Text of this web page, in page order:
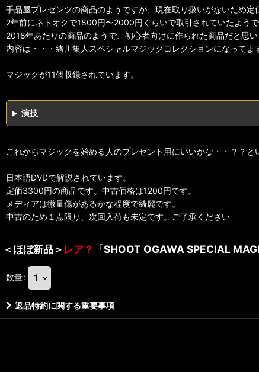
手品屋プレゼンツの商品のようですが、現在取り扱いがないため定
2年前にネトオクで1800円〜2000円くらいで取引されていたようで
2018年あたりの商品のようで、初心者向けに作られた商品だと思い
内容は・・・緒川集人スペシャルマジックコレクションになって
マジックが11個収録されています。
演技
これからマジックを始める人のプレゼント用にいいかな・・？？と
日本語DVDで解説されています。
定価3300円の商品です。中古価格は1200円です。
メディアは微量傷があるかな程度で綺麗です。
中古のため１点限り、次回入荷も未定です。ご了承ください
＜ほぼ新品＞ レア？ 「SHOOT OGAWA SPECIAL
数量:
返品特約に関する重要事項